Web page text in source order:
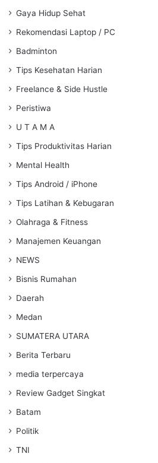
Gaya Hidup Sehat
Rekomendasi Laptop / PC
Badminton
Tips Kesehatan Harian
Freelance & Side Hustle
Peristiwa
U T A M A
Tips Produktivitas Harian
Mental Health
Tips Android / iPhone
Tips Latihan & Kebugaran
Olahraga & Fitness
Manajemen Keuangan
NEWS
Bisnis Rumahan
Daerah
Medan
SUMATERA UTARA
Berita Terbaru
media terpercaya
Review Gadget Singkat
Batam
Politik
TNI